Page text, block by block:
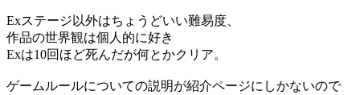
Exステージ以外はちょうどいい難易度、
作品の世界観は個人的に好き
Exは10回ほど死んだが何とかクリア。
ゲームルールについての説明が紹介ページにしかないので